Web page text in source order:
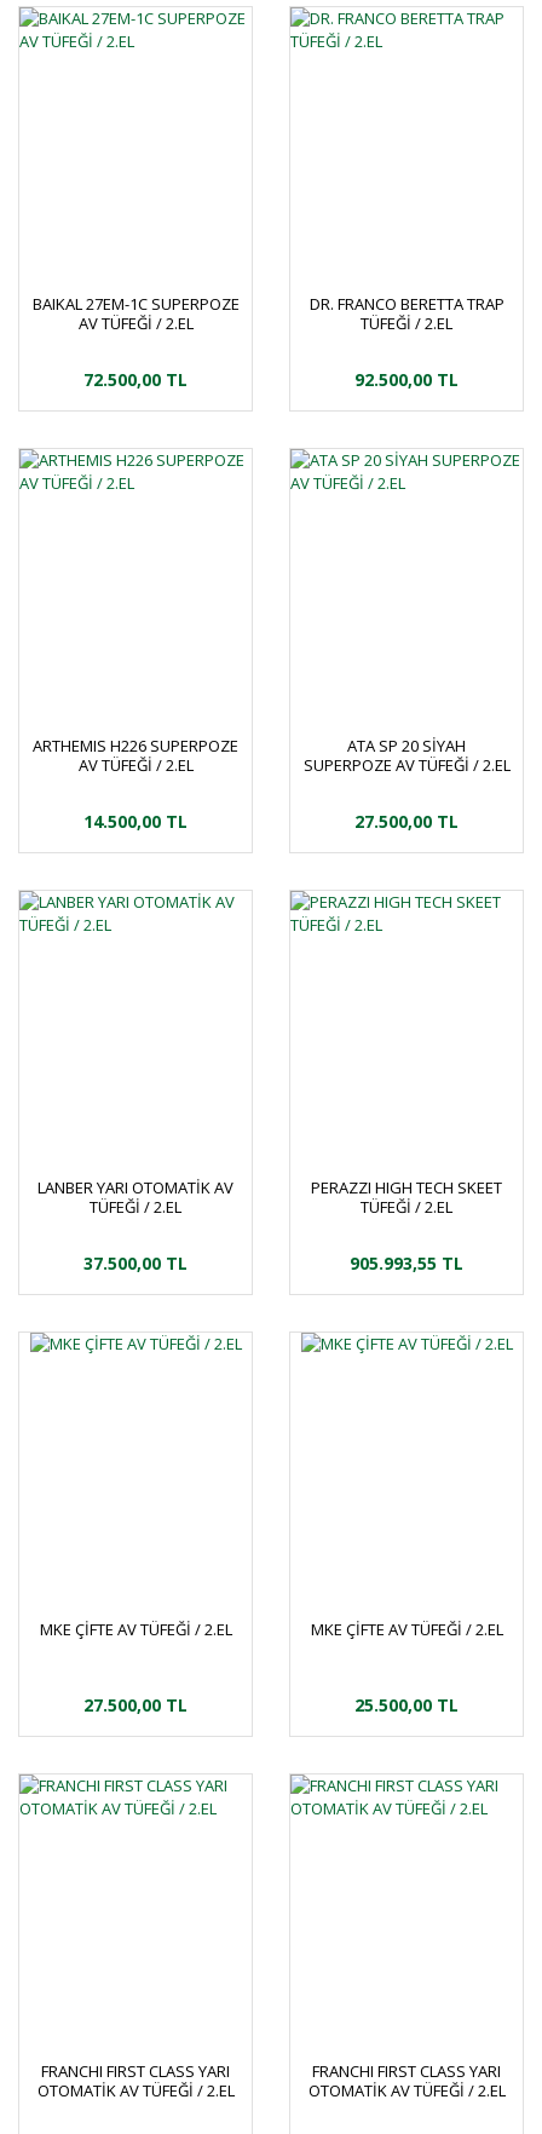
BAIKAL 27EM-1C SUPERPOZE
AV TÜFEĞİ / 2.EL
72.500,00 TL
DR. FRANCO BERETTA TRAP
TÜFEĞİ / 2.EL
92.500,00 TL
ARTHEMIS H226 SUPERPOZE
AV TÜFEĞİ / 2.EL
14.500,00 TL
ATA SP 20 SİYAH
SUPERPOZE AV TÜFEĞİ / 2.EL
27.500,00 TL
LANBER YARI OTOMATİK AV
TÜFEĞİ / 2.EL
37.500,00 TL
PERAZZI HIGH TECH SKEET
TÜFEĞİ / 2.EL
905.993,55 TL
MKE ÇİFTE AV TÜFEĞİ / 2.EL
27.500,00 TL
MKE ÇİFTE AV TÜFEĞİ / 2.EL
25.500,00 TL
FRANCHI FIRST CLASS YARI
OTOMATİK AV TÜFEĞİ / 2.EL
FRANCHI FIRST CLASS YARI
OTOMATİK AV TÜFEĞİ / 2.EL